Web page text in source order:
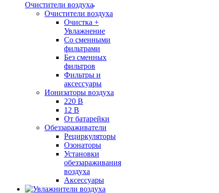
Очистители воздуха
Очистители воздуха
Очистка +
Увлажнение
Cо сменными
фильтрами
Без сменных
фильтров
Фильтры и
аксессуары
Ионизаторы воздуха
220 В
12 В
От батарейки
Обеззараживатели
Рециркуляторы
Озонаторы
Установки
обеззараживания
воздуха
Аксессуары